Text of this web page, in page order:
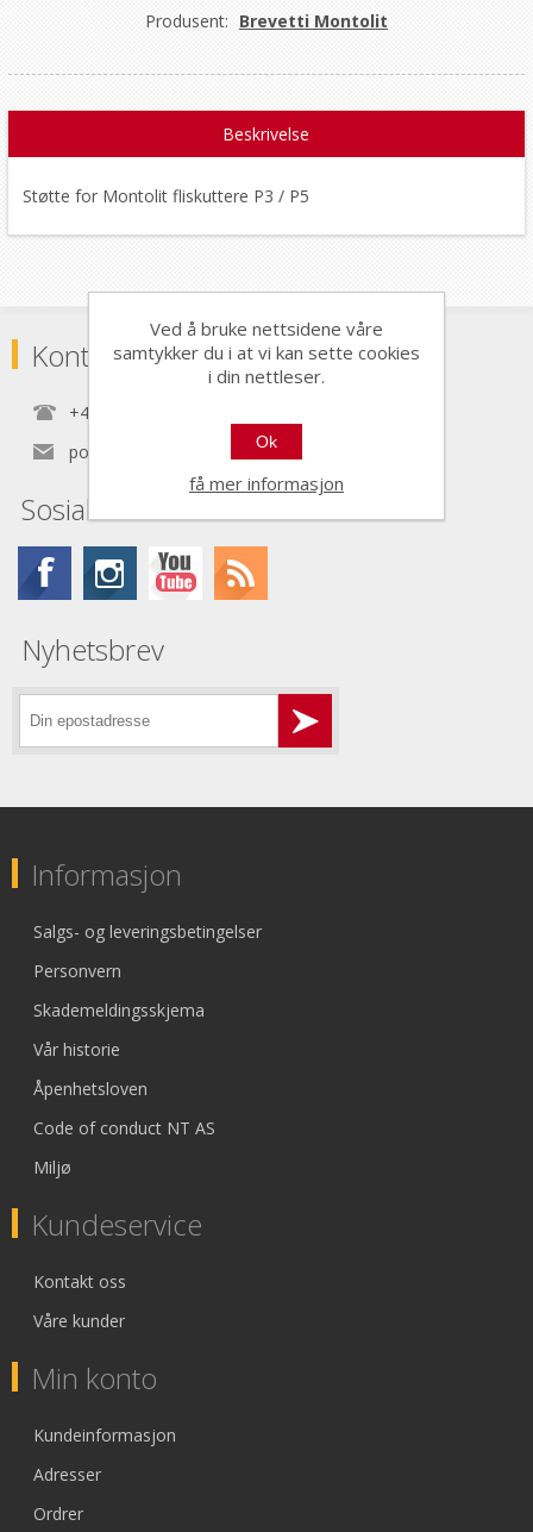
Produsent: Brevetti Montolit
Beskrivelse
Støtte for Montolit fliskuttere P3 / P5
Kontaktinformasjon
+47 22 30 40 70
post@nordictools.no
Sosiale medier
Nyhetsbrev
Informasjon
Salgs- og leveringsbetingelser
Personvern
Skademeldingsskjema
Vår historie
Åpenhetsloven
Code of conduct NT AS
Miljø
Kundeservice
Kontakt oss
Våre kunder
Min konto
Kundeinformasjon
Adresser
Ordrer
Ved å bruke nettsidene våre
samtykker du i at vi kan sette cookies
i din nettleser.
Ok
få mer informasjon